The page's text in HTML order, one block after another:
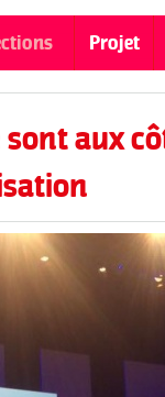
Projet
aux